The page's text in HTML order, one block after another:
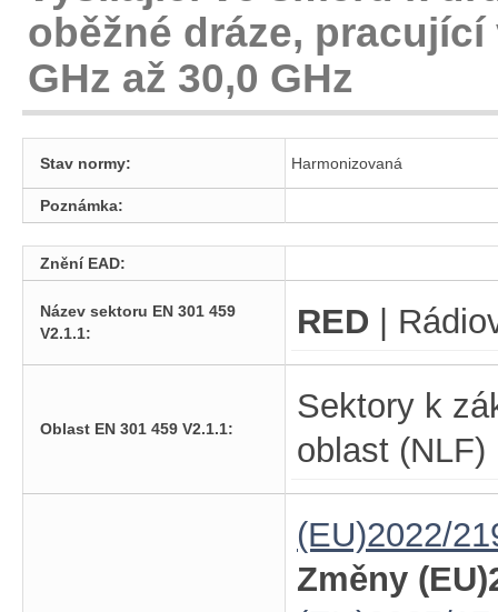
oběžné dráze,
GHz až 30,0 GHz
Stav normy: Harmonizovaná
Poznámka:
Znění EAD:
Název sektoru EN 301 459
V2.1.1:
RED |
Oblast EN 301 459 V2.1.1:
Sektory k
oblast (NLF)
(EU)2022/
Změny